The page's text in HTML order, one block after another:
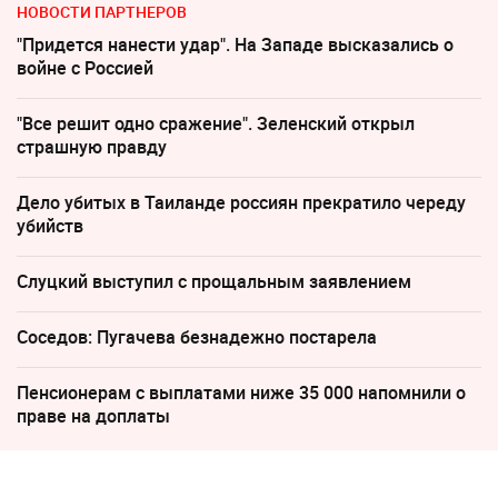
НОВОСТИ ПАРТНЕРОВ
"Придется нанести удар". На Западе высказались о
войне с Россией
"Все решит одно сражение". Зеленский открыл
страшную правду
Дело убитых в Таиланде россиян прекратило череду
убийств
Слуцкий выступил с прощальным заявлением
Соседов: Пугачева безнадежно постарела
Пенсионерам с выплатами ниже 35 000 напомнили о
праве на доплаты